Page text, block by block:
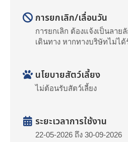
การยกเลิก/เลื่อนวัน
การยกเลิก ต้องแจ้งเป็นลา
เดินทาง หากทางบริษัทไม่ไ
นโยบายสัตว์เลี้ยง
ไม่ต้อนรับสัตว์เลี้ยง
ระยะเวลาการใช้งาน
22-05-2026 ถึง 30-09-2026